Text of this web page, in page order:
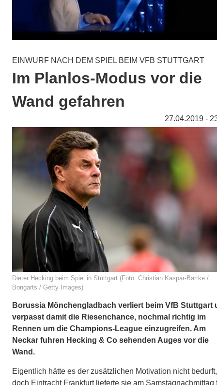
EINWURF NACH DEM SPIEL BEIM VFB STUTTGART
Im Planlos-Modus vor die
Wand gefahren
27.04.2019 -
Dieter Hecking beim Spiel in Stuttgart (Foto: Christian Kaspar-Bartke /
Bongarts / Getty Images)
Borussia Mönchengladbach verliert beim VfB Stuttgart
verpasst damit die Riesenchance, nochmal richtig im
Rennen um die Champions-League einzugreifen. Am
Neckar fuhren Hecking & Co sehenden Auges vor die
Wand.
Eigentlich hätte es der zusätzlichen Motivation nicht bedurft,
doch Eintracht Frankfurt lieferte sie am Samstagnachmittag